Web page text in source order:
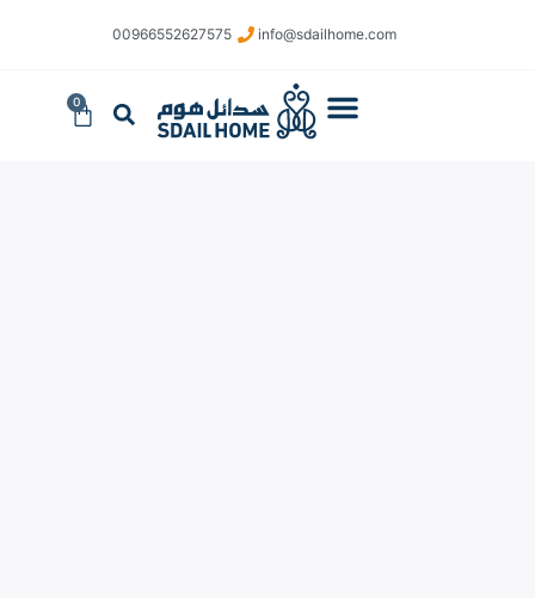
info@sdailhome.com​
​00966552627575
0